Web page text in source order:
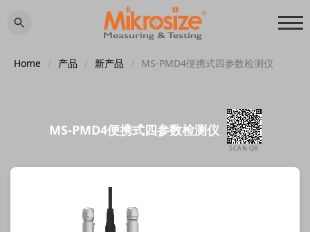
Home / 产品 / 新产品 / MS-PMD4便携式四参数检测仪
MS-PMD4便携式四参数检测仪
SCAN QR